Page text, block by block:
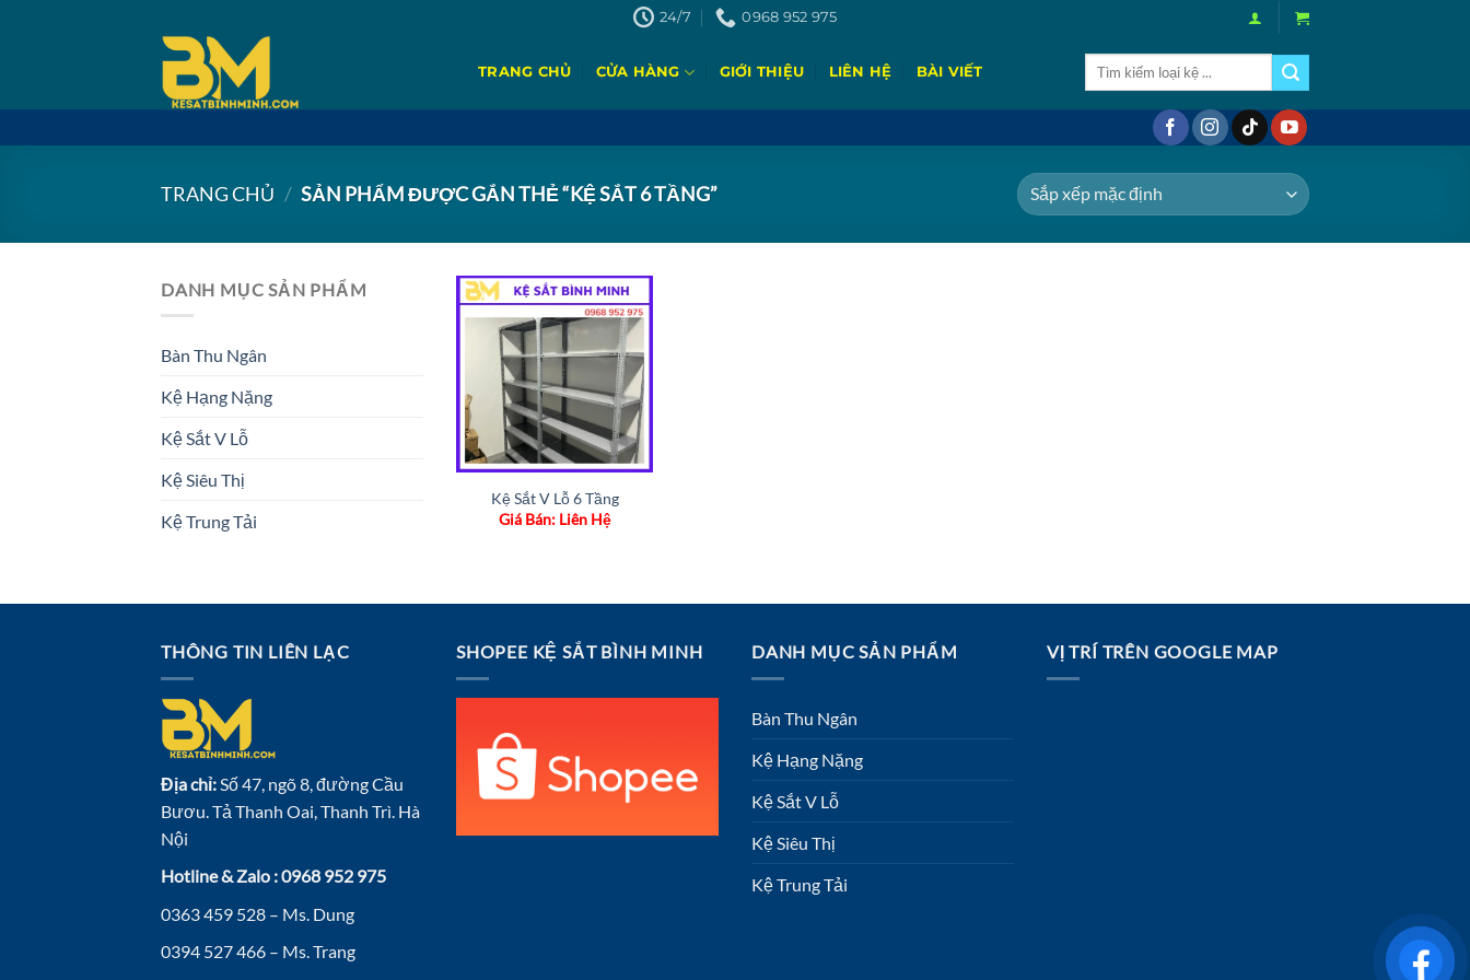
24/7 0968 952 975
TRANG CHỦ CỬA HÀNG GIỚI THIỆU LIÊN HỆ BÀI VIẾT
Tìm
TRANG CHỦ / SẢN PHẨM ĐƯỢC GẮN THẺ “KỆ SẮT 6 TẦNG”
DANH MỤC SẢN PHẨM
Bàn Thu Ngân
Kệ Hạng Nặng
Kệ Sắt V Lỗ
Kệ Siêu Thị
Kệ Trung Tải
Add to
wishlist
Kệ Sắt V Lỗ 6 Tầng
Giá Bán: Liên Hệ
THÔNG TIN LIÊN LẠC
Địa chỉ: Số 47, ngõ 8, đường Cầu
Bươu. Tả Thanh Oai, Thanh Trì. Hà
Nội
Hotline & Zalo : 0968 952 975
0363 459 528 – Ms. Dung
0394 527 466 – Ms. Trang
SHOPEE KỆ SẮT BÌNH MINH DANH MỤC SẢN PHẨM
Bàn Thu Ngân
Kệ Hạng Nặng
Kệ Sắt V Lỗ
Kệ Siêu Thị
Kệ Trung Tải
VỊ TRÍ TRÊN GOOGLE MAP